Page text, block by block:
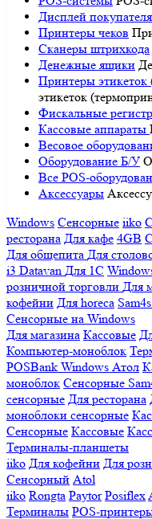
Дисплей покупателя
Принтеры чеков
Сканеры штрихкода
Денежные ящики
Принтеры
этикеток
Фискальные
Кассовые аппараты
Весовое
Оборудование Б/У
Все POS-
Аксессуары
Windows Сенсорные iiko
ресторана Для кафе 4GB
Для общепита Для
i3 Datavan Для 1С
розничной торговли Для
кофейни Для horeca
Сенсорные на Windows
Для магазина Кассовые
Компьютер-моноблок
POSBank Windows Атол
моноблок Сенсорные
сенсорные Для ресторана
моноблоки сенсорные
Сенсорные Кассовые
Терминалы-планшеты
iiko Для кофейни Для
Сенсорный Atol
iiko Rongta Paytor Posiflex
Терминалы POS-